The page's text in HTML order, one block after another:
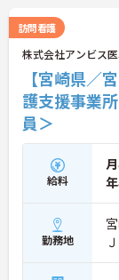
ご興味がある
さい。更に詳細
訪問看護
株式会社アンビス
【宮崎県
護支援事業
員＞
給料
勤務地